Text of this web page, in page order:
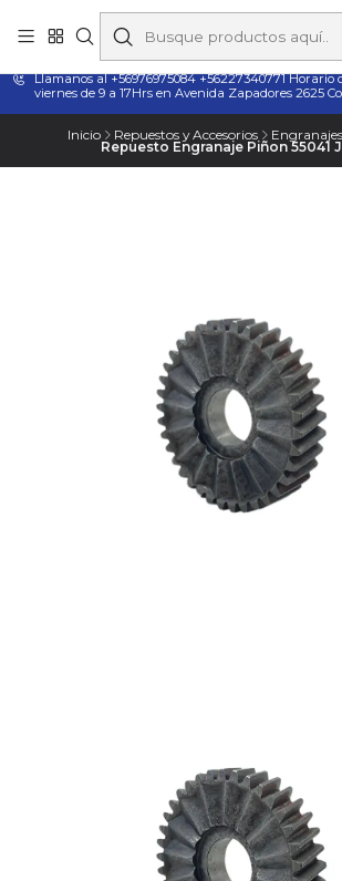
Taladros Magnéticos en Chile | Venta,
Técnico
Llamanos al +56976975084 +56227340771 Horario
viernes de 9 a 17Hrs en Avenida Zapadores 2625
Inicio Repuestos y Accesorios
Repuesto Engranaje Piñon 55041